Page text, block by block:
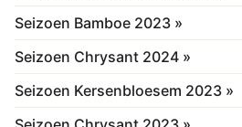
Seizoen Bamboe 2023 »
Seizoen Chrysant 2024 »
Seizoen Kersenbloesem 2023 »